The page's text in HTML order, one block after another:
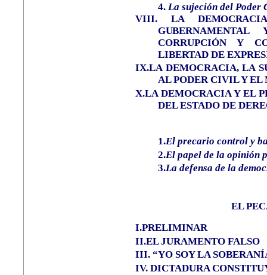
4. La sujeción del Poder
VIII.
LA
GU
CORRUPCIÓN Y
LIBERTAD DE
IX.LA DEMOCRACIA, LA
AL PODER CIVIL Y
X.LA DEMOCRACIA Y EL
DEL ESTADO DE
1.El precario control y
2.El papel de la opinión
3.La defensa de la
EL
I.PRELIMINAR
II.EL JURAMENTO FALSO
III. “YO SOY LA
IV. DICTADURA